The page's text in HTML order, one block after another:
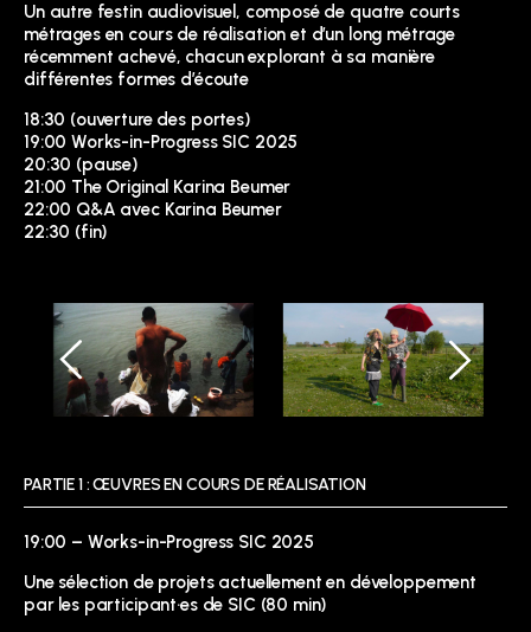
Un autre festin audiovisuel, composé de quatre courts
métrages en cours de réalisation et d’un long métrage
récemment achevé, chacun explorant à sa manière
différentes formes d’écoute
18:30 (ouverture des portes)
19:00 Works-in-Progress SIC 2025
20:30 (pause)
21:00 The Original Karina Beumer
22:00 Q&A avec Karina Beumer
22:30 (fin)
PARTIE 1 : ŒUVRES EN COURS DE RÉALISATION
19:00 – Works-in-Progress SIC 2025
Une sélection de projets actuellement en développement
par les participant·es de SIC (80 min)